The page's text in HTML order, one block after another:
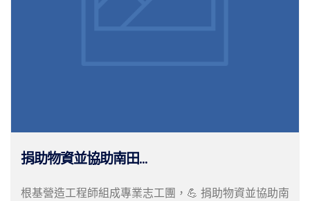
捐助物資並協助南田...
根基營造工程師組成專業志工團，💪 捐助物資並協助南